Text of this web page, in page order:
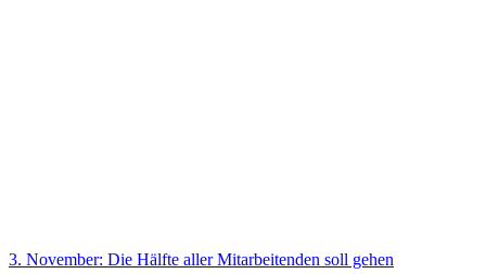
3. November: Die Hälfte aller Mitarbeitenden soll gehen